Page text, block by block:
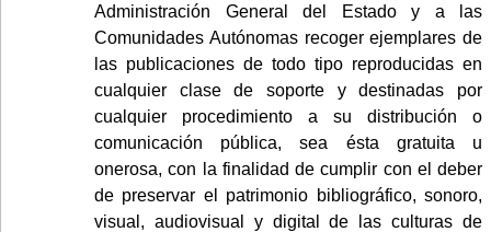
Administración General del Estado y a las
Comunidades Autónomas recoger ejemplares de
las publicaciones de todo tipo reproducidas en
cualquier clase de soporte y destinadas por
cualquier procedimiento a su distribución o
comunicación pública, sea ésta gratuita u
onerosa, con la finalidad de cumplir con el deber
de preservar el patrimonio bibliográfico, sonoro,
visual, audiovisual y digital de las culturas de